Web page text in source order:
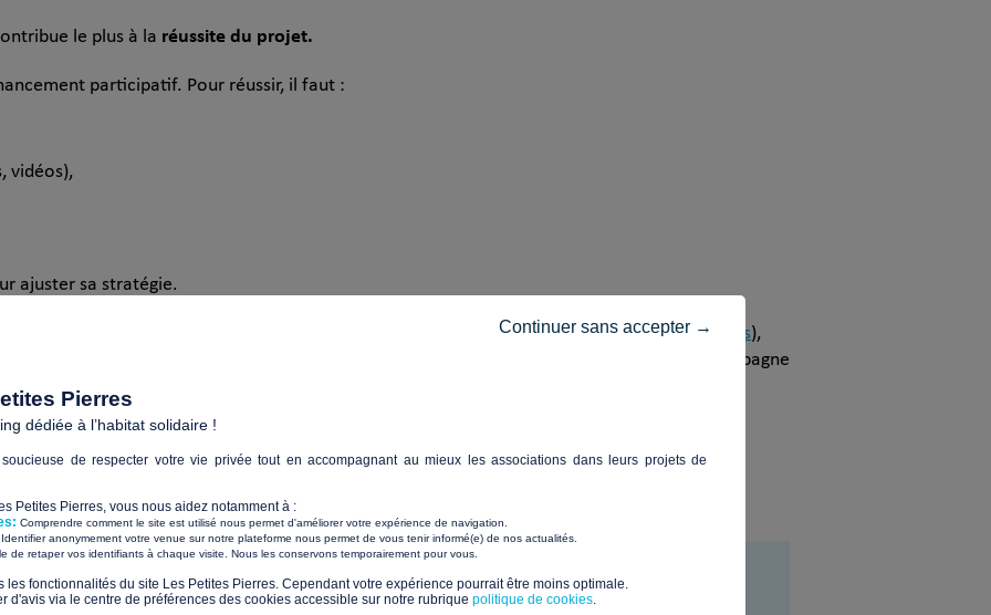
le plus à la réussite du projet.
participatif. Pour réussir, il faut :
vidéos),
ajuster sa stratégie.
de bien comprendre le fonctionnement du crowdfunding (sesavantageset ses risques),
préparer en structurant tous ces éléments. Vous évitez ainsi les hésitations une fois la campagne
par Les Petites Pierres
Pierres
dédiée à l’habitat solidaire !
de respecter votre vie privée tout en accompagnant au mieux les associations dans leurs projets de
Petites Pierres, vous nous aidez notamment à :
Comprendre comment le site est utilisé nous permet d'améliorer votre expérience de navigation.
Identifier anonymement votre venue sur notre plateforme nous permet de vous tenir informé(e) de nos actualités.
de retaper vos identifiants à chaque visite. Nous les conservons temporairement pour vous.
les fonctionnalités du site Les Petites Pierres. Cependant votre expérience pourrait être moins optimale.​
d'avis via le centre de préférences des cookies accessible sur notre rubrique politique de cookies
Continuer sans accepter →